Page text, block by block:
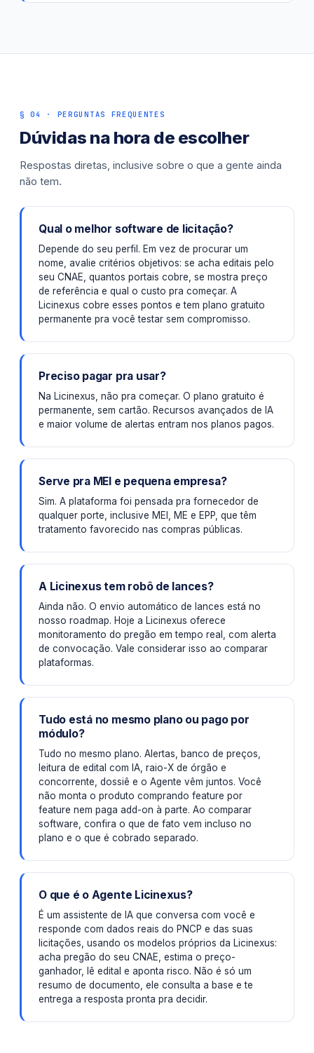
§ 04 · PERGUNTAS FREQUENTES
Dúvidas na hora de escolher
Respostas diretas, inclusive sobre o que a gente ainda
não tem.
Qual o melhor software de licitação?
Depende do seu perfil. Em vez de procurar um
nome, avalie critérios objetivos: se acha editais pelo
seu CNAE, quantos portais cobre, se mostra preço
de referência e qual o custo pra começar. A
Licinexus cobre esses pontos e tem plano gratuito
permanente pra você testar sem compromisso.
Preciso pagar pra usar?
Na Licinexus, não pra começar. O plano gratuito é
permanente, sem cartão. Recursos avançados de IA
e maior volume de alertas entram nos planos pagos.
Serve pra MEI e pequena empresa?
Sim. A plataforma foi pensada pra fornecedor de
qualquer porte, inclusive MEI, ME e EPP, que têm
tratamento favorecido nas compras públicas.
A Licinexus tem robô de lances?
Ainda não. O envio automático de lances está no
nosso roadmap. Hoje a Licinexus oferece
monitoramento do pregão em tempo real, com alerta
de convocação. Vale considerar isso ao comparar
plataformas.
Tudo está no mesmo plano ou pago por
módulo?
Tudo no mesmo plano. Alertas, banco de preços,
leitura de edital com IA, raio-X de órgão e
concorrente, dossiê e o Agente vêm juntos. Você
não monta o produto comprando feature por
feature nem paga add-on à parte. Ao comparar
software, confira o que de fato vem incluso no
plano e o que é cobrado separado.
O que é o Agente Licinexus?
É um assistente de IA que conversa com você e
responde com dados reais do PNCP e das suas
licitações, usando os modelos próprios da Licinexus:
acha pregão do seu CNAE, estima o preço-
ganhador, lê edital e aponta risco. Não é só um
resumo de documento, ele consulta a base e te
entrega a resposta pronta pra decidir.